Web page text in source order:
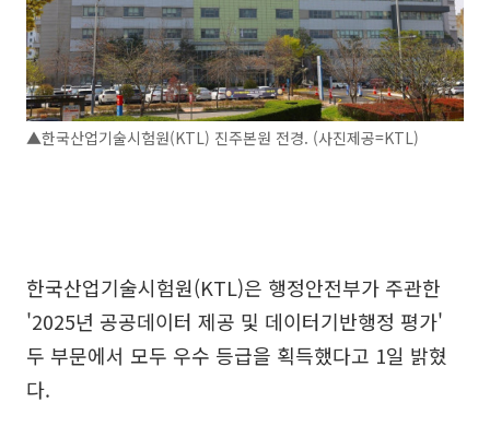
▲한국산업기술시험원(KTL) 진주본원 전경. (사진제공=KTL)
한국산업기술시험원(KTL)은 행정안전부가 주관한
'2025년 공공데이터 제공 및 데이터기반행정 평가'
두 부문에서 모두 우수 등급을 획득했다고 1일 밝혔
다.